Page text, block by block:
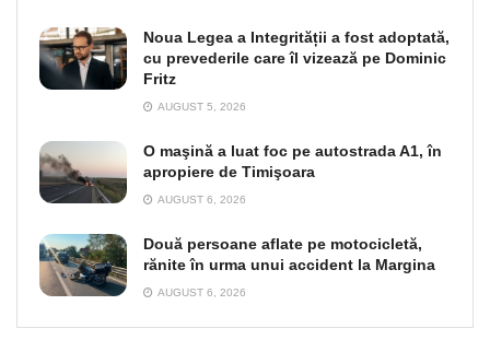
Noua Legea a Integrității a fost adoptată,
cu prevederile care îl vizează pe Dominic
Fritz
AUGUST 5, 2026
O maşină a luat foc pe autostrada A1, în
apropiere de Timişoara
AUGUST 6, 2026
Două persoane aflate pe motocicletă,
rănite în urma unui accident la Margina
AUGUST 6, 2026